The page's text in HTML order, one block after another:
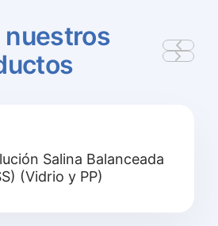
nuestros
Salina Balanceada
(Vidrio y PP)